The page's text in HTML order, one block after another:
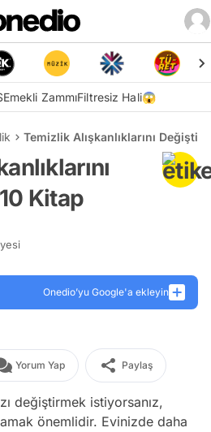
Emekli ZammıFiltresiz Hali😱
Temizlik Alışkanlıklarını
Kitap
Onedio’yu Google'a ekleyin
Yorum Yap Paylaş
değiştirmek istiyorsanız,
önemlidir. Evinizde daha